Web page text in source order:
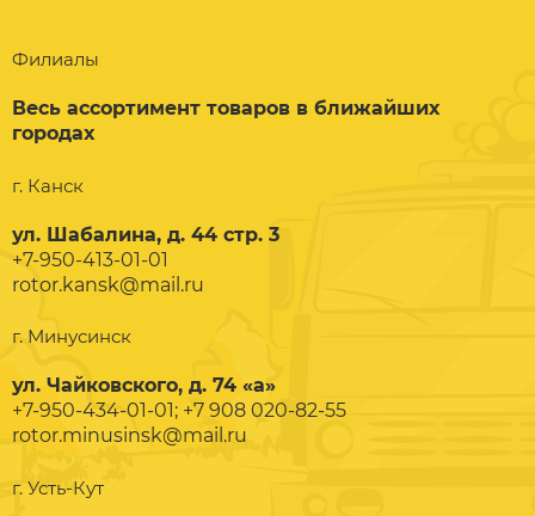
Филиалы
Весь ассортимент товаров в ближайших
городах
г. Канск
ул. Шабалина, д. 44 стр. 3
+7-950-413-01-01
rotor.kansk@mail.ru
г. Минусинск
ул. Чайковского, д. 74 «а»
+7-950-434-01-01; +7 908 020-82-55
rotor.minusinsk@mail.ru
г. Усть-Кут